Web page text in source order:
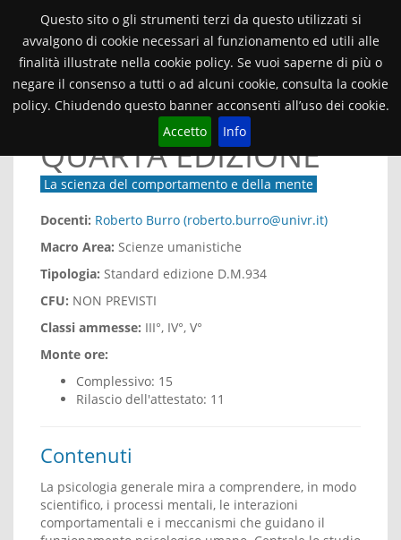
Questo sito o gli strumenti terzi da questo utilizzati si
avvalgono di cookie necessari al funzionamento ed utili alle
finalità illustrate nella cookie policy. Se vuoi saperne di più o
negare il consenso a tutti o ad alcuni cookie, consulta la cookie
policy. Chiudendo questo banner acconsenti all’uso dei cookie.
Accetto
Info
Orientamento Università di Verona
2025/26SCOPERTA
Toggle
Psicologia Generale -
QUARTA EDIZIONE
La scienza del comportamento e della mente
Docenti: Roberto Burro (roberto.burro@univr.it)
Macro Area: Scienze umanistiche
Tipologia: Standard edizione D.M.934
CFU: NON PREVISTI
Classi ammesse: III°, IV°, V°
Monte ore:
Complessivo: 15
Rilascio dell'attestato: 11
Contenuti
La psicologia generale mira a comprendere, in modo
scientifico, i processi mentali, le interazioni
comportamentali e i meccanismi che guidano il